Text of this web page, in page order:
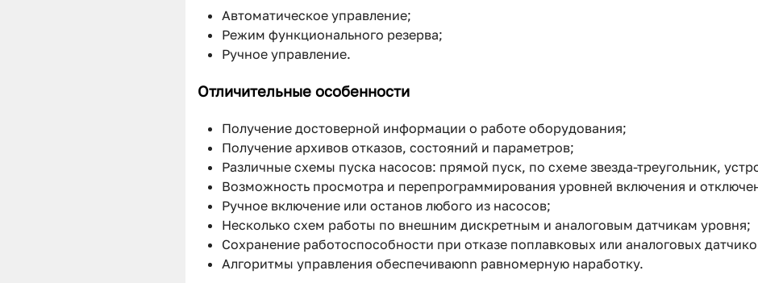
Автоматическое управление;
Режим функционального резерва;
Ручное управление.
Отличительные особенности
Получение достоверной информации о работе оборудования;
Получение архивов отказов, состояний и параметров;
Различные схемы пуска насосов: прямой пуск, по схеме звезда-треугольник,
Возможность просмотра и перепрограммирования уровней включения и
Ручное включение или останов любого из насосов;
Несколько схем работы по внешним дискретным и аналоговым датчикам уровня;
Сохранение работоспособности при отказе поплавковых или аналоговых
Алгоритмы управления обеспечиваюnn равномерную наработку.